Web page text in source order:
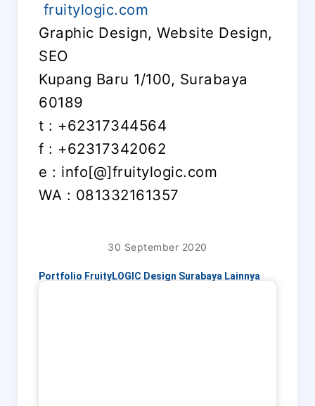
fruitylogic.com
Graphic Design, Website Design,
SEO
Kupang Baru 1/100, Surabaya
60189
t : +62317344564
f : +62317342062
e : info[@]fruitylogic.com
WA : 081332161357
30 September 2020
Portfolio FruityLOGIC Design Surabaya Lainnya